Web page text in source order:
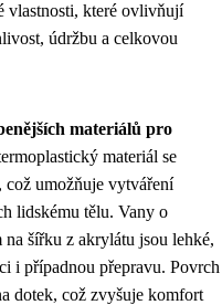
vlastnosti, které ovlivňují
údržbu a celkovou
materiálů pro
materiál se
umožňuje vytváření
lidskému tělu. Vany o
šířku z akrylátu jsou lehké,
i případnou přepravu. Povrch
dotek, což zvyšuje komfort